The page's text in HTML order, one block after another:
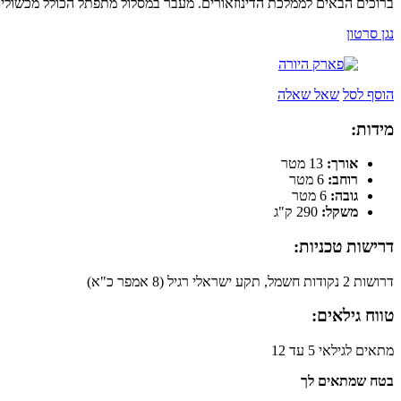
נגן סרטון
הוסף לסל שאל שאלה
מידות:
אורך:
רוחב:
גובה:
משקל:
דרישות טכניות:
דרושות 2 נקודות חשמל, תקע ישראלי רגיל (8 אמפר כ"א)
טווח גילאים:
מתאים לגילאי 5 עד 12
בטח שמתאים לך